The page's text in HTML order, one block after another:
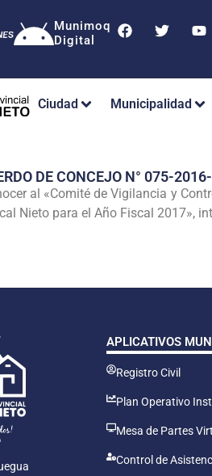
Munimoq
Digital
Ciudad Municipalidad
DE CONCEJO N° 075-
al «Comité de Vigilancia y
Nieto para el Año Fiscal 2017»,
APLICATIVOS
Registro Civil
Plan Operativo
Mesa de Partes
Control de